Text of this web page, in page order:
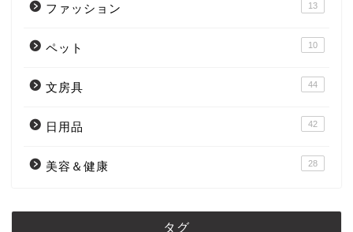
ファッション 13
ペット 10
文房具 44
日用品 42
美容＆健康 28
タグ